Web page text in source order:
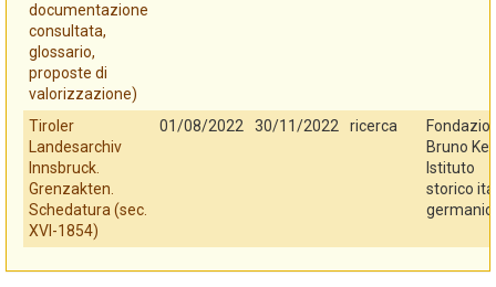
documentazione
consultata,
glossario,
proposte di
valorizzazione)
Tiroler
Landesarchiv
Innsbruck.
Grenzakten.
Schedatura (sec.
XVI-1854)
01/08/2022 30/11/2022 ricerca
Bruno
Istituto
storico